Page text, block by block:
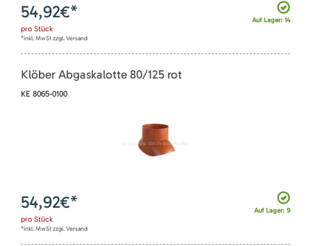
Auf Lager: 14
54,92€*
pro Stück
*inkl. MwSt zzgl. Versand
Klöber Abgaskalotte 80/125 rot
KE 8065-0100
Auf Lager: 9
54,92€*
pro Stück
*inkl. MwSt zzgl. Versand